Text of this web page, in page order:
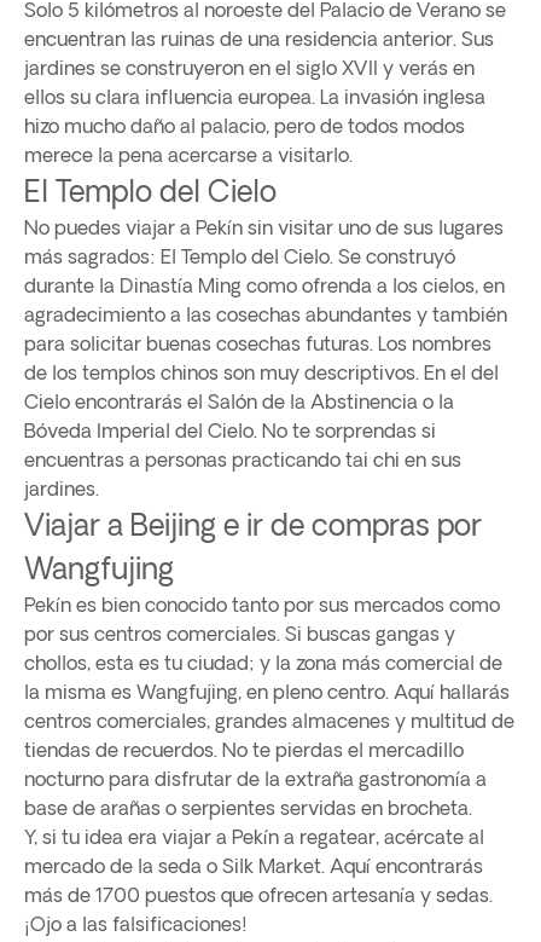
Solo 5 kilómetros al noroeste del Palacio de Verano se
encuentran las ruinas de una residencia anterior. Sus
jardines se construyeron en el siglo XVII y verás en
ellos su clara influencia europea. La invasión inglesa
hizo mucho daño al palacio, pero de todos modos
merece la pena acercarse a visitarlo.
El Templo del Cielo
No puedes viajar a Pekín sin visitar uno de sus lugares
más sagrados: El Templo del Cielo. Se construyó
durante la Dinastía Ming como ofrenda a los cielos, en
agradecimiento a las cosechas abundantes y también
para solicitar buenas cosechas futuras. Los nombres
de los templos chinos son muy descriptivos. En el del
Cielo encontrarás el Salón de la Abstinencia o la
Bóveda Imperial del Cielo. No te sorprendas si
encuentras a personas practicando tai chi en sus
jardines.
Viajar a Beijing e ir de compras por
Wangfujing
Pekín es bien conocido tanto por sus mercados como
por sus centros comerciales. Si buscas gangas y
chollos, esta es tu ciudad; y la zona más comercial de
la misma es Wangfujing, en pleno centro. Aquí hallarás
centros comerciales, grandes almacenes y multitud de
tiendas de recuerdos. No te pierdas el mercadillo
nocturno para disfrutar de la extraña gastronomía a
base de arañas o serpientes servidas en brocheta.
Y, si tu idea era viajar a Pekín a regatear, acércate al
mercado de la seda o Silk Market. Aquí encontrarás
más de 1700 puestos que ofrecen artesanía y sedas.
¡Ojo a las falsificaciones!